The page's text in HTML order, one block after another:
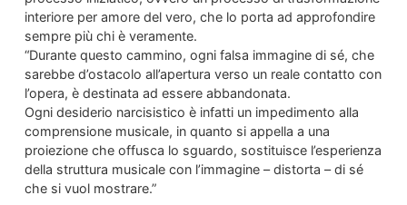
interiore per amore del vero, che lo porta ad approfondire
sempre più chi è veramente.
“Durante questo cammino, ogni falsa immagine di sé, che
sarebbe d’ostacolo all’apertura verso un reale contatto con
l’opera, è destinata ad essere abbandonata.
Ogni desiderio narcisistico è infatti un impedimento alla
comprensione musicale, in quanto si appella a una
proiezione che offusca lo sguardo, sostituisce l’esperienza
della struttura musicale con l’immagine – distorta – di sé
che si vuol mostrare.”